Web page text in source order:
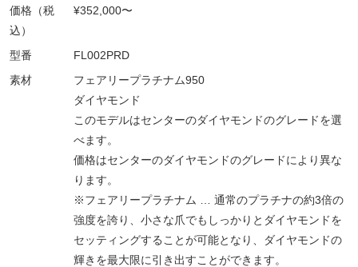
価格（税
込）
¥352,000〜
型番
FL002PRD
素材
フェアリープラチナム950
ダイヤモンド
このモデルはセンターのダイヤモンドのグレードを選
べます。
価格はセンターのダイヤモンドのグレードにより異な
ります。
※フェアリープラチナム … 通常のプラチナの約3倍の
強度を誇り、小さな爪でもしっかりとダイヤモンドを
セッティングすることが可能となり、ダイヤモンドの
輝きを最大限に引き出すことができます。